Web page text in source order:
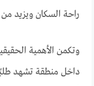
راحة السكان ويزيد
وتكمن الأهمية
داخل منطقة تشهد